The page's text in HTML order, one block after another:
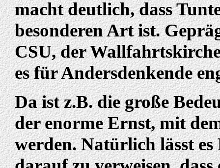
macht deutlich, dass
besonderen Art ist.
CSU, der
es für Andersdenkende
Da ist z.B. die große
der enorme Ernst, mit
werden. Natürlich lässt